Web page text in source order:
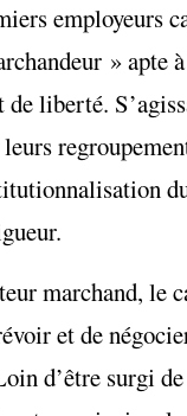
employeurs
» apte
liberté.
marchand, le
et de
d’être surgi